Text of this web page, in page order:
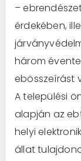
–
érdekében,
három
ebösszeírást
A települési
alapján az
helyi
állat